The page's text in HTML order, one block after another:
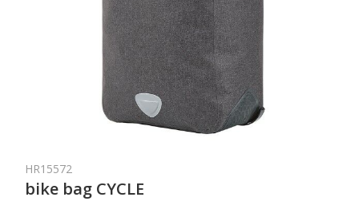
HR15572
bike bag CYCLE